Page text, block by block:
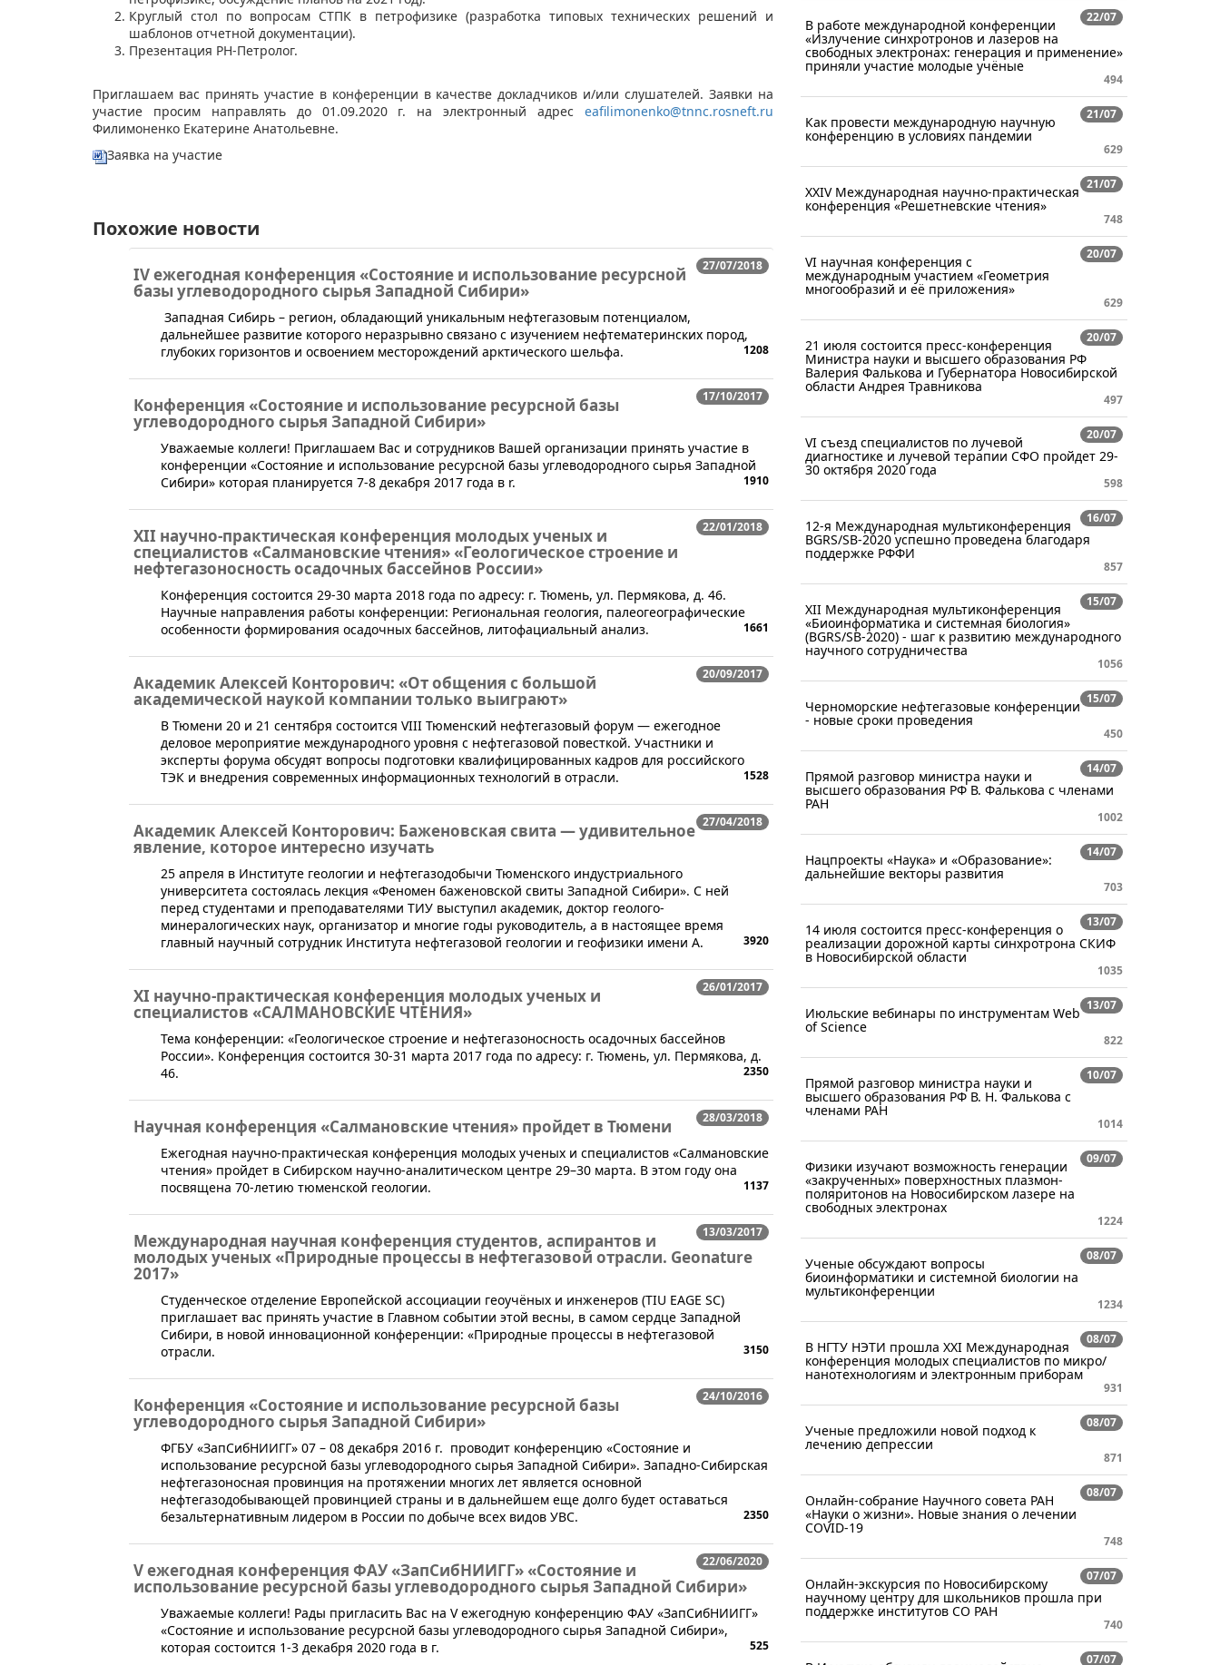
​Круглый стол по вопросам СТПК в петрофизике (разработка типовых технических решений и
шаблонов отчетной документации).
Презентация РН-Петролог. ​
Приглашаем вас принять участие в конференции в качестве докладчиков и/или слушателей. Заявки на
участие просим направлять до 01.09.2020 г. на электронный адрес ​ eafilimonenko@tnnc.rosneft.ru
Филимоненко Екатерине Анатольевне.
Заявка на участие​
Похожие новости
27/07/2018
IV ежегодная конференция «Состояние и использование ресурсной
базы углеводородного сырья Западной Сибири»
Западная Сибирь – регион, обладающий уникальным нефтегазовым потенциалом,
дальнейшее развитие которого неразрывно связано с изучением нефтематеринских пород,
глубоких горизонтов и освоением месторождений арктического шельфа.
1208
17/10/2017
Конференция «Состояние и использование ресурсной базы
углеводородного сырья Западной Сибири»
Уважаемые коллеги! Приглашаем Вас и сотрудников Вашей организации принять участие в
конференции «Состояние и использование ресурсной базы углеводородного сырья Западной
Сибири» которая планируется 7-8 декабря 2017 года в r.
1910
22/01/2018
XII научно-практическая конференция молодых ученых и
специалистов «Салмановские чтения» «Геологическое строение и
нефтегазоносность осадочных бассейнов России»
Конференция состоится 29-30 марта 2018 года по адресу: г. Тюмень, ул. Пермякова, д. 46.
Научные направления работы конференции: Региональная геология, палеогеографические
особенности формирования осадочных бассейнов, литофациальный анализ.
1661
20/09/2017
Академик Алексей Конторович: «От общения с большой
академической наукой компании только выиграют»
​В Тюмени 20 и 21 сентября состоится VIII Тюменский нефтегазовый форум — ежегодное
деловое мероприятие международного уровня с нефтегазовой повесткой. Участники и
эксперты форума обсудят вопросы подготовки квалифицированных кадров для российского
ТЭК и внедрения современных информационных технологий в отрасли.
1528
27/04/2018
Академик Алексей Конторович: Баженовская свита — удивительное
явление, которое интересно изучать
25 апреля в Институте геологии и нефтегазодобычи Тюменского индустриального
университета состоялась лекция «Феномен баженовской свиты Западной Сибири». С ней
перед студентами и преподавателями ТИУ выступил академик, доктор геолого-
минералогических наук, организатор и многие годы руководитель, а в настоящее время
главный научный сотрудник Института нефтегазовой геологии и геофизики имени А.
3920
26/01/2017
XI научно-практическая конференция молодых ученых и
специалистов «САЛМАНОВСКИЕ ЧТЕНИЯ»
Тема конференции: «Геологическое строение и нефтегазоносность осадочных бассейнов
России». Конференция состоится 30-31 марта 2017 года по адресу: г. Тюмень, ул. Пермякова, д.
46.
2350
28/03/2018
Научная конференция «Салмановские чтения» пройдет в Тюмени
Ежегодная научно-практическая конференция молодых ученых и специалистов «Салмановские
чтения» пройдет в Сибирском научно-аналитическом центре 29–30 марта. В этом году она
посвящена 70-летию тюменской геологии.
1137
13/03/2017
Международная научная конференция студентов, аспирантов и
молодых ученых «Природные процессы в нефтегазовой отрасли. Geonature
2017»
Студенческое отделение Европейской ассоциации геоучёных и инженеров (TIU EAGE SC)
приглашает вас принять участие в Главном событии этой весны, в самом сердце Западной
Сибири, в новой инновационной конференции: «Природные процессы в нефтегазовой
отрасли.
3150
24/10/2016
Конференция «Состояние и использование ресурсной базы
углеводородного сырья Западной Сибири»
ФГБУ «ЗапСибНИИГГ» 07 – 08 декабря 2016 г. проводит конференцию «Состояние и
использование ресурсной базы углеводородного сырья Западной Сибири». Западно-Сибирская
нефтегазоносная провинция на протяжении многих лет является основной
нефтегазодобывающей провинцией страны и в дальнейшем еще долго будет оставаться
безальтернативным лидером в России по добыче всех видов УВС.
2350
22/06/2020
V ежегодная конференция ФАУ «ЗапСибНИИГГ» «Состояние и
использование ресурсной базы углеводородного сырья Западной Сибири»
​Уважаемые коллеги! Рады пригласить Вас на V ежегодную конференцию ФАУ «ЗапСибНИИГГ»
«Состояние и использование ресурсной базы углеводородного сырья Западной Сибири»,
которая состоится 1-3 декабря 2020 года в г.
525
22/07
В работе международной конференции
«Излучение синхротронов и лазеров на
свободных электронах: генерация и применение»
приняли участие молодые учёные
494
21/07
Как провести международную научную
конференцию в условиях пандемии
629
21/07
XXIV Международная научно-практическая
конференция «Решетневские чтения»
748
20/07
VI научная конференция с
международным участием «Геометрия
многообразий и её приложения»
629
20/07
21 июля состоится пресс-конференция
Министра науки и высшего образования РФ
Валерия Фалькова и Губернатора Новосибирской
области Андрея Травникова
497
20/07
VI съезд специалистов по лучевой
диагностике и лучевой терапии СФО пройдет 29-
30 октября 2020 года
598
16/07
12-я Международная мультиконференция
BGRS/SB-2020 успешно проведена благодаря
поддержке РФФИ
857
15/07
XII Международная мультиконференция
«Биоинформатика и системная биология»
(BGRS/SB-2020) - шаг к развитию международного
научного сотрудничества
1056
15/07
Черноморские нефтегазовые конференции
- новые сроки проведения
450
14/07
Прямой разговор министра науки и
высшего образования РФ В. Фалькова с членами
РАН
1002
14/07
Нацпроекты «Наука» и «Образование»:
дальнейшие векторы развития
703
13/07
14 июля состоится пресс-конференция о
реализации дорожной карты синхротрона СКИФ
в Новосибирской области
1035
13/07
Июльские вебинары по инструментам Web
of Science
822
10/07
Прямой разговор министра науки и
высшего образования РФ В. Н. Фалькова с
членами РАН
1014
09/07
Физики изучают возможность генерации
«закрученных» поверхностных плазмон-
поляритонов на Новосибирском лазере на
свободных электронах
1224
08/07
Ученые обсуждают вопросы
биоинформатики и системной биологии на
мультиконференции
1234
08/07
В НГТУ НЭТИ прошла XXI Международная
конференция молодых специалистов по микро/
нанотехнологиям и электронным приборам
931
08/07
Ученые предложили новой подход к
лечению депрессии
871
08/07
Онлайн-собрание Научного совета РАН
«Науки о жизни». Новые знания о лечении
COVID-19
748
07/07
Онлайн-экскурсия по Новосибирскому
научному центру для школьников прошла при
поддержке институтов СО РАН
740
07/07